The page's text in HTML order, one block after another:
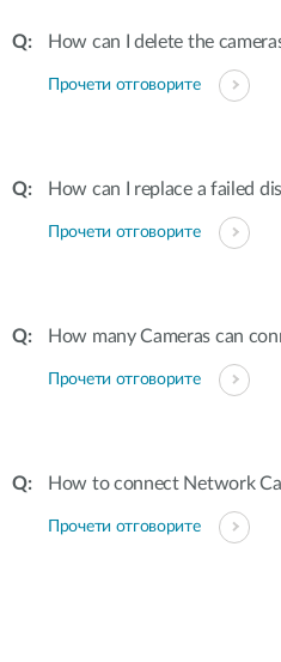
How can I delete the
Прочети отговорите
How can I replace a failed
Прочети отговорите
How many Cameras can
Прочети отговорите
How to connect Network
Прочети отговорите